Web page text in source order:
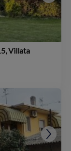
house via anselmo crollo 15, Villata